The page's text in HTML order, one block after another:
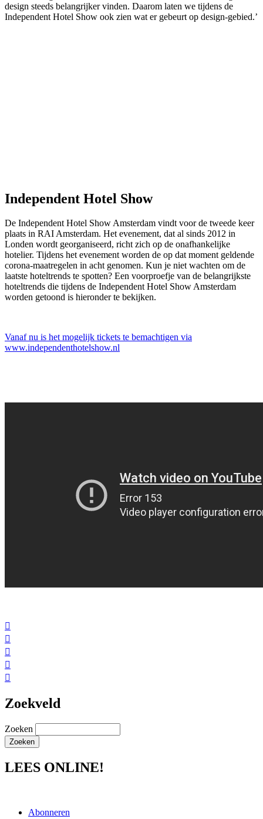
design steeds belangrijker vinden. Daarom laten we tijdens de
Independent Hotel Show ook zien wat er gebeurt op design-gebied.’
Independent Hotel Show
De Independent Hotel Show Amsterdam vindt voor de tweede keer
plaats in RAI Amsterdam. Het evenement, dat al sinds 2012 in
Londen wordt georganiseerd, richt zich op de onafhankelijke
hotelier. Tijdens het evenement worden de op dat moment geldende
corona-maatregelen in acht genomen. Kun je niet wachten om de
laatste hoteltrends te spotten? Een voorproefje van de belangrijkste
hoteltrends die tijdens de Independent Hotel Show Amsterdam
worden getoond is hieronder te bekijken.
Vanaf nu is het mogelijk tickets te bemachtigen via
www.independenthotelshow.nl





Zoekveld
Zoeken
LEES ONLINE!
Abonneren